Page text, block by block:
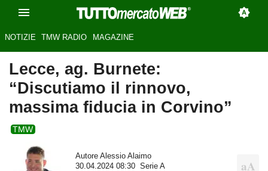
NOTIZIE TMW RADIO MAGAZINE
Lecce, ag. Burnete:
“Discutiamo il rinnovo,
massima fiducia in Corvino”
TMW
Autore Alessio Alaimo
30.04.2024 08:30
Serie A